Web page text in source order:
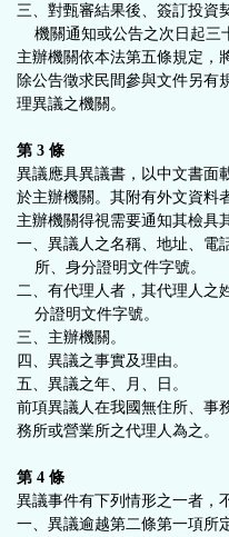
三、對甄審結果後、簽訂投資
機關通知或公告之次日起三
主辦機關依本法第五條規定，
除公告徵求民間參與文件另有
理異議之機關。
第 3 條
異議應具異議書，以中文書面
於主辦機關。其附有外文資料
主辦機關得視需要通知其檢具
一、異議人之名稱、地址、電
所、身分證明文件字號。
二、有代理人者，其代理人之
分證明文件字號。
三、主辦機關。
四、異議之事實及理由。
五、異議之年、月、日。
前項異議人在我國無住所、事
務所或營業所之代理人為之。
第 4 條
異議事件有下列情形之一者，
一、異議逾越第二條第一項所